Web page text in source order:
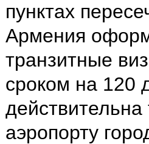
пунктах
Армения
транзитные
сроком на 120
аэропорту